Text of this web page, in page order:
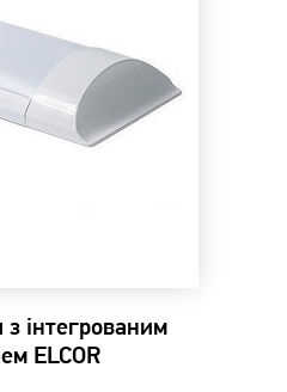
з інтегрованим
ELCOR